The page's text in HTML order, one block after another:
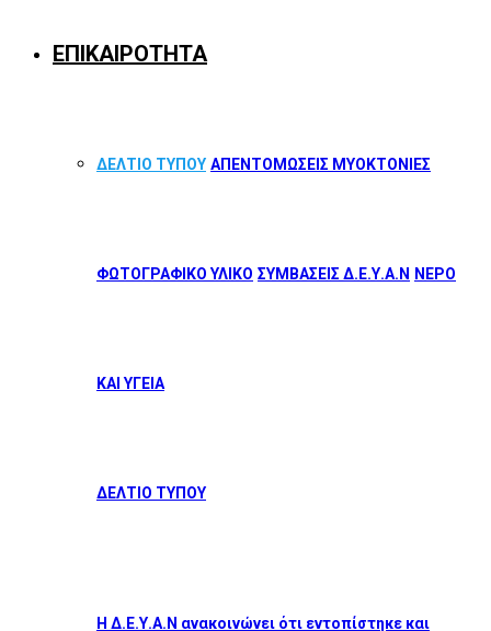
ΕΠΙΚΑΙΡΟΤΗΤΑ
ΔΕΛΤΙΟ ΤΥΠΟΥ ΑΠΕΝΤΟΜΩΣΕΙΣ ΜΥΟΚΤΟΝΙΕΣ
ΦΩΤΟΓΡΑΦΙΚΟ ΥΛΙΚΟ ΣΥΜΒΑΣΕΙΣ Δ.Ε.Υ.Α.Ν ΝΕΡΟ
ΚΑΙ ΥΓΕΙΑ
ΔΕΛΤΙΟ ΤΥΠΟΥ
Η Δ.Ε.Υ.Α.Ν ανακοινώνει ότι εντοπίστηκε και